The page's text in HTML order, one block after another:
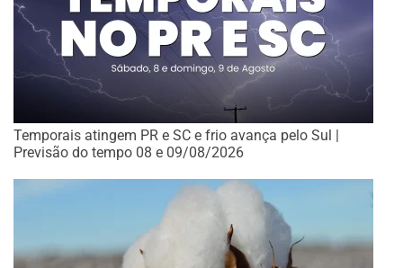
Temporais atingem PR e SC e frio avança pelo Sul |
Previsão do tempo 08 e 09/08/2026